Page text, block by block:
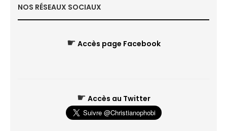
NOS RÉSEAUX SOCIAUX
☛ Accès page Facebook
☛ Accès au Twitter